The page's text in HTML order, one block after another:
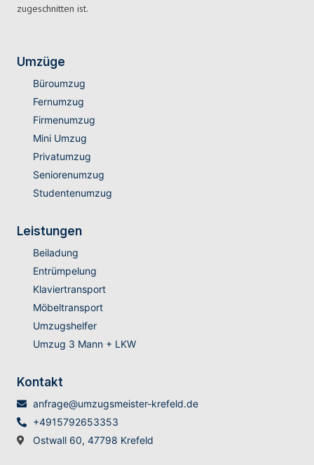
zugeschnitten ist.
Umzüge
Büroumzug
Fernumzug
Firmenumzug
Mini Umzug
Privatumzug
Seniorenumzug
Studentenumzug
Leistungen
Beiladung
Entrümpelung
Klaviertransport
Möbeltransport
Umzugshelfer
Umzug 3 Mann + LKW
Kontakt
anfrage@umzugsmeister-krefeld.de
+4915792653353
Ostwall 60, 47798 Krefeld